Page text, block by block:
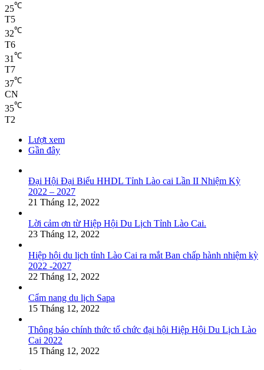
25℃
T5
32℃
T6
31 ℃
T7
37℃
CN
35℃
T2
Lượt xem
Gần đây
Đại Hội Đại Biểu HHDL Tỉnh Lào cai Lần II Nhiệm Kỳ
2022 – 2027
21 Tháng 12, 2022
Lời cảm ơn từ Hiệp Hội Du Lịch Tỉnh Lào Cai.
23 Tháng 12, 2022
Hiệp hội du lịch tỉnh Lào Cai ra mắt Ban chấp hành nhiệm kỳ
2022 -2027
22 Tháng 12, 2022
Cẩm nang du lịch Sapa
15 Tháng 12, 2022
Thông báo chính thức tổ chức đại hội Hiệp Hội Du Lịch Lào
Cai 2022
15 Tháng 12, 2022